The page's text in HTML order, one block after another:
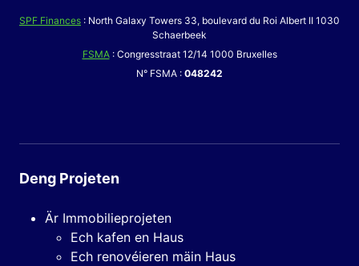
SPF Finances : North Galaxy Towers 33, boulevard du Roi Albert II 1030
Schaerbeek
FSMA: Congresstraat 12/14 1000 Bruxelles
N° FSMA : 048242
Deng Projeten
Är Immobilieprojeten
Ech kafen en Haus
Ech renovéieren mäin Haus